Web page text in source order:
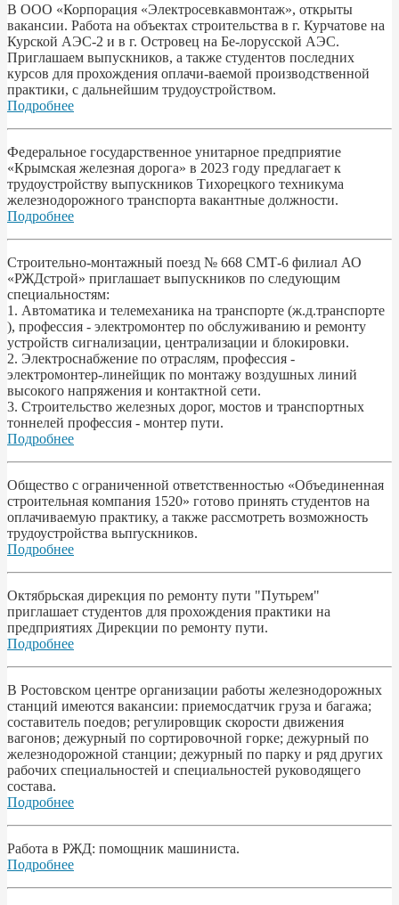
В ООО «Корпорация «Электросевкавмонтаж», открыты
вакансии. Работа на объектах строительства в г. Курчатове на
Курской АЭС-2 и в г. Островец на Бе-лорусской АЭС.
Приглашаем выпускников, а также студентов последних
курсов для прохождения оплачи-ваемой производственной
практики, с дальнейшим трудоустройством.
Подробнее
Федеральное государственное унитарное предприятие
«Крымская железная дорога» в 2023 году предлагает к
трудоустройству выпускников Тихорецкого техникума
железнодорожного транспорта вакантные должности.
Подробнее
Строительно-монтажный поезд № 668 СМТ-6 филиал АО
«РЖДстрой» приглашает выпускников по следующим
специальностям:
1. Автоматика и телемеханика на транспорте (ж.д.транспорте
), профессия - электромонтер по обслуживанию и ремонту
устройств сигнализации, централизации и блокировки.
2. Электроснабжение по отраслям, профессия -
электромонтер-линейщик по монтажу воздушных линий
высокого напряжения и контактной сети.
3. Строительство железных дорог, мостов и транспортных
тоннелей профессия - монтер пути.
Подробнее
Общество с ограниченной ответственностью «Объединенная
строительная компания 1520» готово принять студентов на
оплачиваемую практику, а также рассмотреть возможность
трудоустройства вьпrускников.
Подробнее
Октябрьская дирекция по ремонту пути "Путьрем"
приглашает студентов для прохождения практики на
предприятиях Дирекции по ремонту пути.
Подробнее
В Ростовском центре организации работы железнодорожных
станций имеются вакансии: приемосдатчик груза и багажа;
составитель поедов; регулировщик скорости движения
вагонов; дежурный по сортировочной горке; дежурный по
железнодорожной станции; дежурный по парку и ряд других
рабочих специальностей и специальностей руководящего
состава.
Подробнее
Работа в РЖД: помощник машиниста.
Подробнее